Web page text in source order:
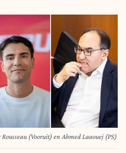
(Vooruit) en Ahmed Laaouej (PS)